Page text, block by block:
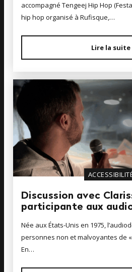
accompagné Tengeej Hip Hop
hip hop organisé à Rufisque,…
Lire la suite
Discussion avec
participante aux
Née aux États-Unis en 1975,
personnes non et malvoyantes de
En…